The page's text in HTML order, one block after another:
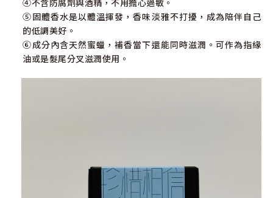
④不含防腐劑與酒精，不用擔心過敏。
⑤固體香水是以體溫揮發，香味淡雅不打擾，成為陪伴自己
的低調美好。
⑥成分內含天然蜜蠟，補香當下還能同時滋潤。可作為指緣
油或是髮尾分叉滋潤使用。